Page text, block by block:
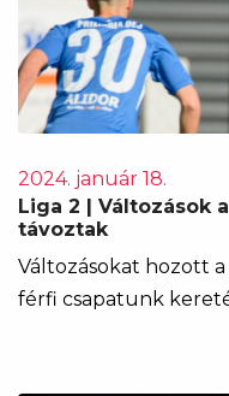
2024. január 18.
Liga 2 | Változások
távoztak
Változásokat hozott
férfi csapatunk